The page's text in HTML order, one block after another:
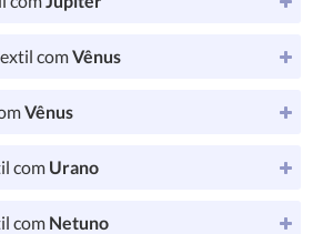
comVênus
Vênus
com Urano
com Netuno